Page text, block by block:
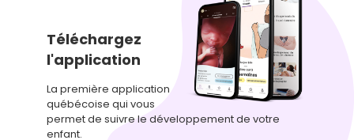
Téléchargez
l'application
La première application
québécoise qui vous
permet de suivre le développement de votre
enfant.